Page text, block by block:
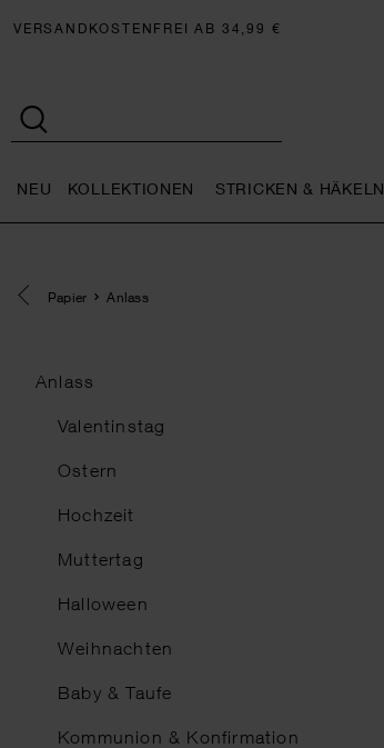
VERSANDKOSTENFREI AB 34,99 €
NEU KOLLEKTIONEN STRICKEN & HÄKELN
Eine Kategorie zurück navigieren
Papier Anlass
Anlass
Valentinstag
Ostern
Hochzeit
Muttertag
Halloween
Weihnachten
Baby & Taufe
Kommunion & Konfirmation